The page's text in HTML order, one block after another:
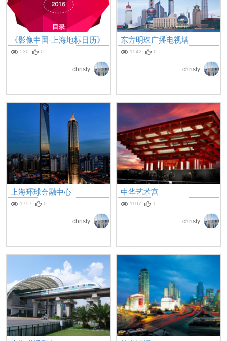
《影像中国·上海地标日历》
目录
530 0
christy
东方明珠广播电视塔
1543 0
christy
上海环球金融中心
1757 0
christy
中华艺术宫
1107 1
christy